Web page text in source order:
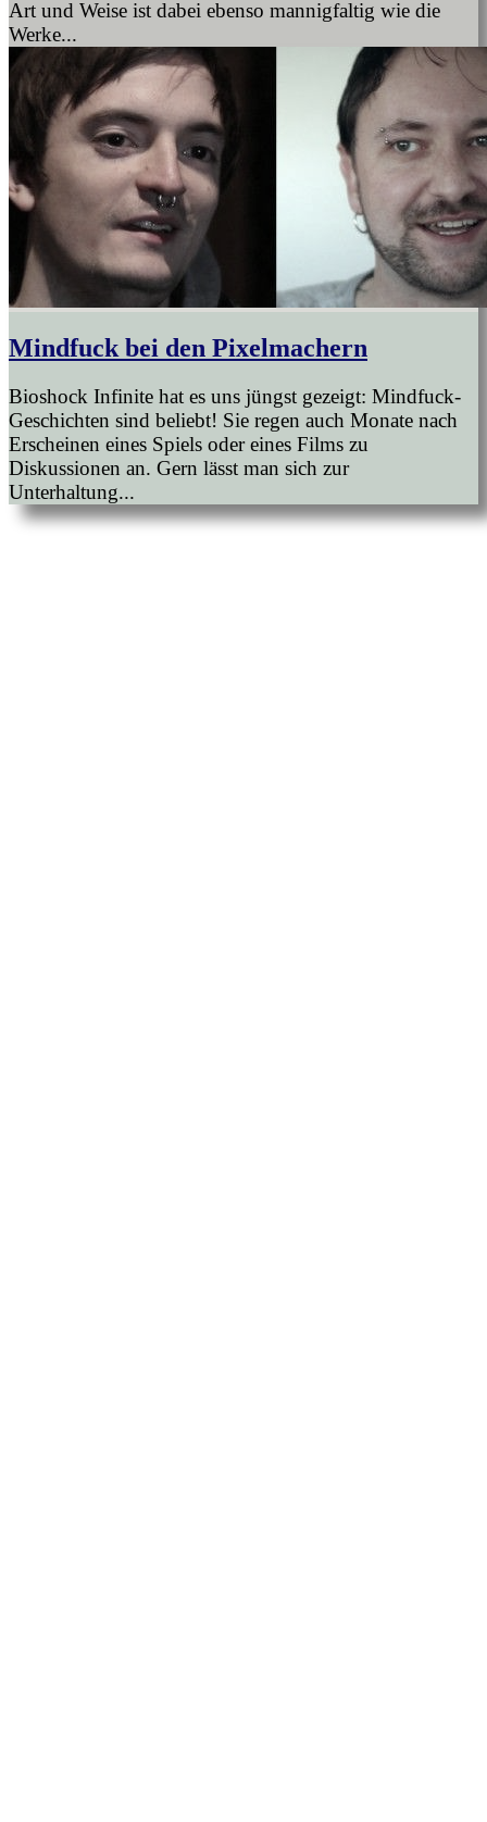
Art und Weise ist dabei ebenso mannigfaltig wie die
Werke...
Mindfuck bei den Pixelmachern
Bioshock Infinite hat es uns jüngst gezeigt: Mindfuck-
Geschichten sind beliebt! Sie regen auch Monate nach
Erscheinen eines Spiels oder eines Films zu
Diskussionen an. Gern lässt man sich zur
Unterhaltung...